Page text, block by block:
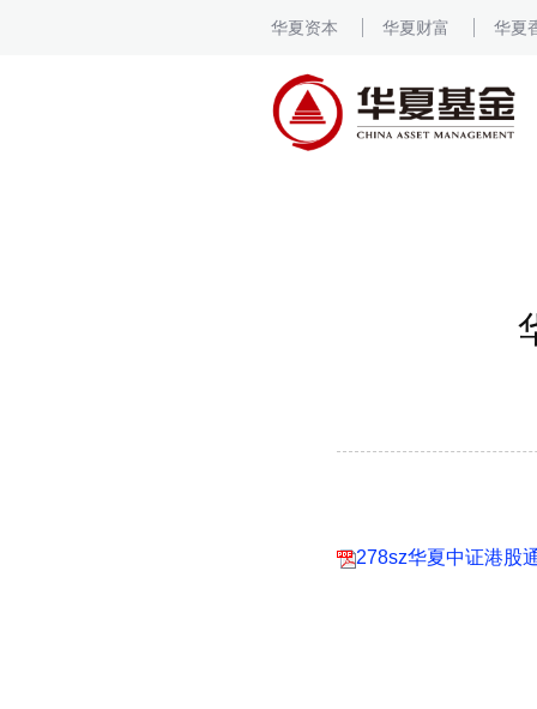
华夏资本 华夏财富 华夏
278sz华夏中证港股